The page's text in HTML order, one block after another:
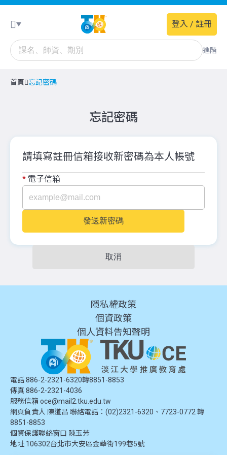
進階
登入 / 註冊
首頁 忘記密碼
忘記密碼
請填寫註冊信箱接收新密碼為本人帳號
* 電子信箱
發送新密碼
取消
隱私權政策
個資政策
個人資料告知聲明
電話 886-2-2321-6320轉8851-8853
傳真 886-2-2321-4036
服務信箱 oce@mail2.tku.edu.tw
網頁負責人 陳道昌 聯絡電話：(02)2321-6320、7723-0772 轉
8851-8853
個資保護聯絡窗口 陳玉芳
地址 106302台北市大安區金華街199巷5號